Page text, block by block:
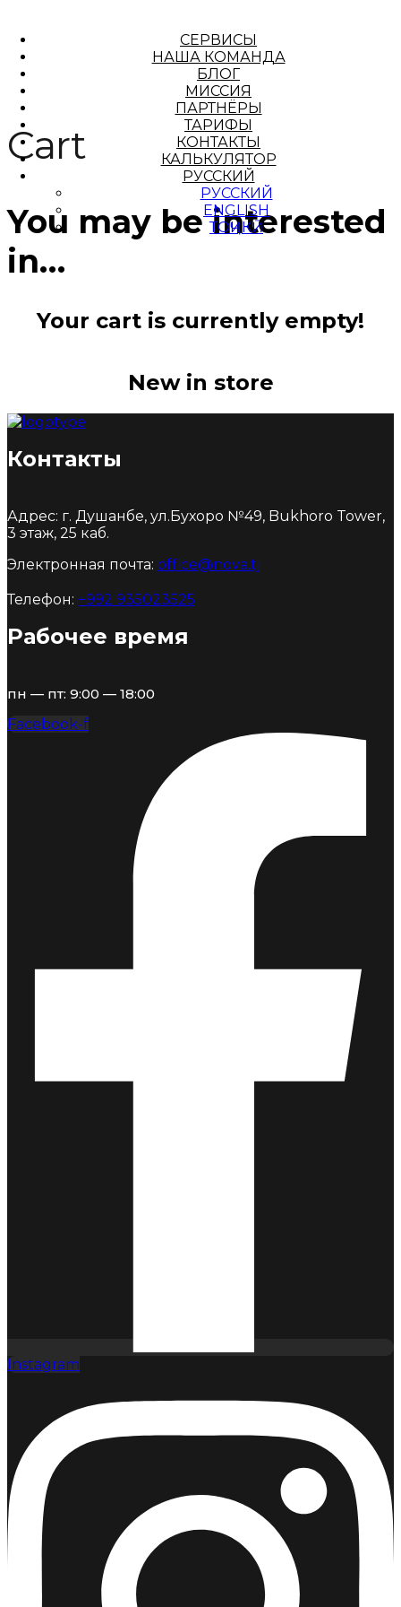
СЕРВИСЫ
НАША КОМАНДА
БЛОГ
МИССИЯ
ПАРТНЁРЫ
ТАРИФЫ
КОНТАКТЫ
КАЛЬКУЛЯТОР
РУССКИЙ
РУССКИЙ
ENGLISH
ТОҶИКӢ
Cart
You may be interested
in…
Your cart is currently empty!
New in store
Контакты
Адрес: г. Душанбе, ул.Бухоро №49, Bukhoro Tower,
3 этаж, 25 каб.
Электронная почта: office@nova.tj
Телефон: +992 935023525
Рабочее время
пн — пт: 9:00 — 18:00
Facebook-f
Instagram